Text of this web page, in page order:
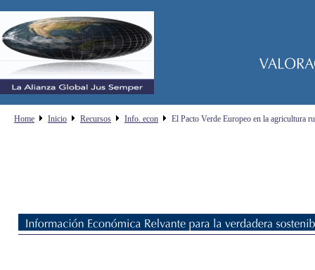
Home Inicio Recursos Info. econ El Pacto Verde Europeo en la agricultura